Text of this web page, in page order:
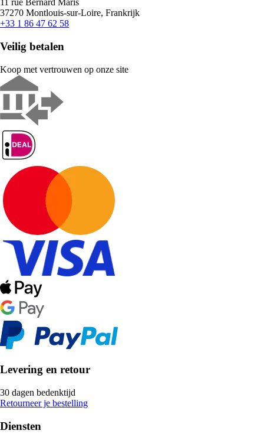
11 rue Bernard Maris
37270 Montlouis-sur-Loire, Frankrijk
+33 1 86 47 62 58
Veilig betalen
Koop met vertrouwen op onze site
Levering en retour
30 dagen bedenktijd
Retourneer je bestelling
Diensten